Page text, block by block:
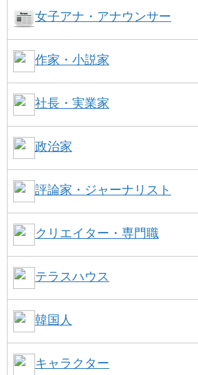
女子アナ・アナウンサー
作家・小説家
社長・実業家
政治家
評論家・ジャーナリスト
クリエイター・専門職
テラスハウス
韓国人
キャラクター